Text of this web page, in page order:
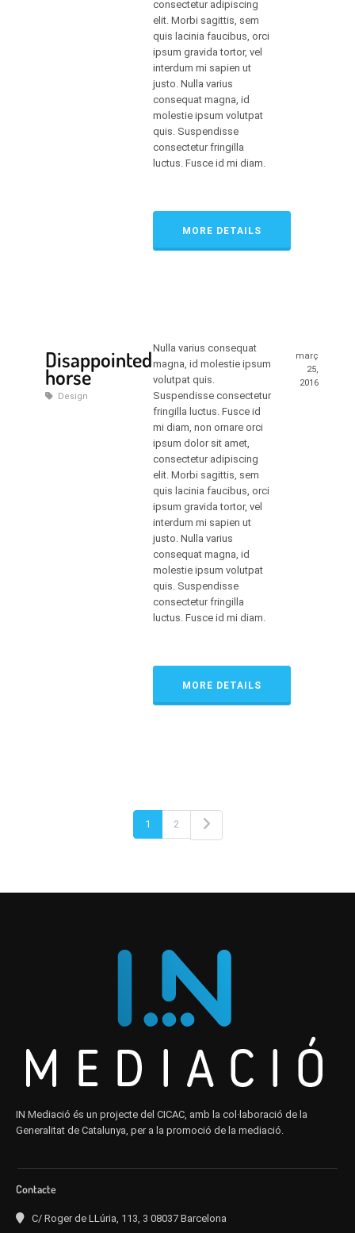
consectetur adipiscing
elit. Morbi sagittis, sem
quis lacinia faucibus, orci
ipsum gravida tortor, vel
interdum mi sapien ut
justo. Nulla varius
consequat magna, id
molestie ipsum volutpat
quis. Suspendisse
consectetur fringilla
luctus. Fusce id mi diam.
MORE DETAILS
Disappointed
horse
Design
març
25,
2016
Nulla varius consequat
magna, id molestie ipsum
volutpat quis.
Suspendisse consectetur
fringilla luctus. Fusce id
mi diam, non ornare orci
ipsum dolor sit amet,
consectetur adipiscing
elit. Morbi sagittis, sem
quis lacinia faucibus, orci
ipsum gravida tortor, vel
interdum mi sapien ut
justo. Nulla varius
consequat magna, id
molestie ipsum volutpat
quis. Suspendisse
consectetur fringilla
luctus. Fusce id mi diam.
MORE DETAILS
1 2
IN Mediació és un projecte del CICAC, amb la col·laboració de la
Generalitat de Catalunya, per a la promoció de la mediació.
Contacte
C/ Roger de LLúria, 113, 3 08037 Barcelona